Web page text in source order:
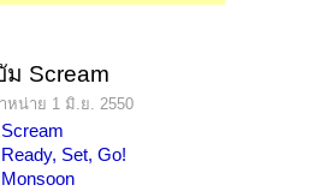
ม Scream
หน่าย 1 มิ.ย. 2550
Scream
Ready, Set, Go!
Monsoon